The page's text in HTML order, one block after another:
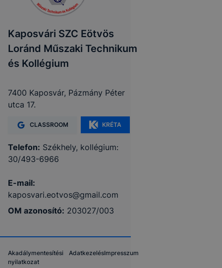
Kaposvári SZC Eötvös
Loránd Műszaki Technikum
és Kollégium
7400 Kaposvár, Pázmány Péter
utca 17.
CLASSROOM KRÉTA
Telefon: Székhely, kollégium:
30/493-6966
E-mail:
kaposvari.eotvos@gmail.com
OM azonosító: 203027/003
Akadálymentesítési
nyilatkozat
AdatkezelésImpresszum